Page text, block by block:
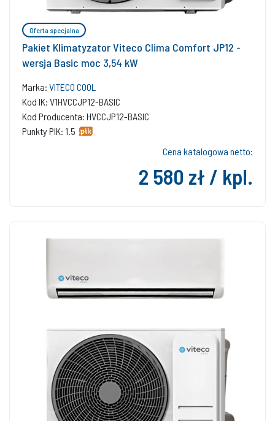
Oferta specjalna
Pakiet Klimatyzator Viteco Clima Comfort JP12 -
wersja Basic moc 3,54 kW
Marka: VITECO COOL
Kod IK: V1HVCCJP12-BASIC
Kod Producenta: HVCCJP12-BASIC
Punkty PIK: 1.5
Cena katalogowa netto:
2 580 zł / kpl.